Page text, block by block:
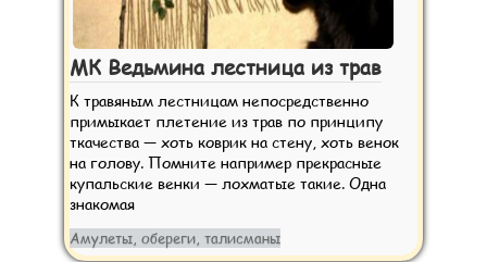
МК Ведьмина лестница из трав
К травяным лестницам непосредственно
примыкает плетение из трав по принципу
ткачества — хоть коврик на стену, хоть венок
на голову. Помните например прекрасные
купальские венки — лохматые такие. Одна
знакомая
Амулеты, обереги, талисманы